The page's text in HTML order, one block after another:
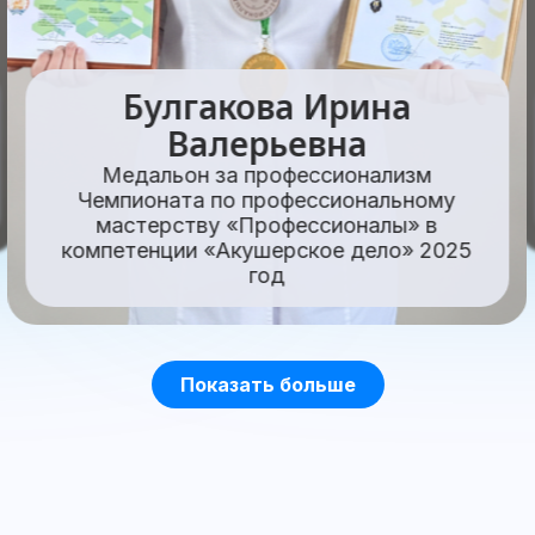
Булгакова Ирина
Валерьевна
Медальон за профессионализм
Чемпионата по профессиональному
мастерству «Профессионалы» в
компетенции «Акушерское дело» 2025
год
Показать больше